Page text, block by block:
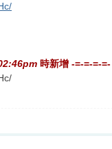
時新增 -=-=-=-=-